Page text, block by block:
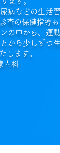
病などの生活
査の保健指導も
の中から、運
から少しずつ
します。
内科